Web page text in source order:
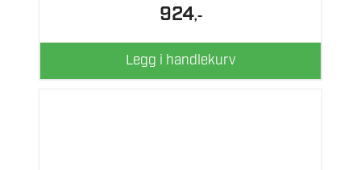
924,-
Legg i handlekurv